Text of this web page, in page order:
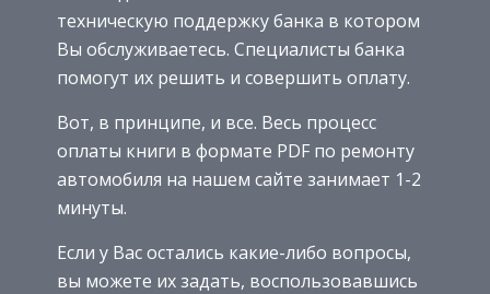
техническую поддержку банка в котором
Вы обслуживаетесь. Специалисты банка
помогут их решить и совершить оплату.
Вот, в принципе, и все. Весь процесс
оплаты книги в формате PDF по ремонту
автомобиля на нашем сайте занимает 1-2
минуты.
Если у Вас остались какие-либо вопросы,
вы можете их задать, воспользовавшись